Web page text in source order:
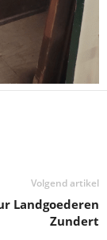
Volgend artikel
Landgoederen
Zundert